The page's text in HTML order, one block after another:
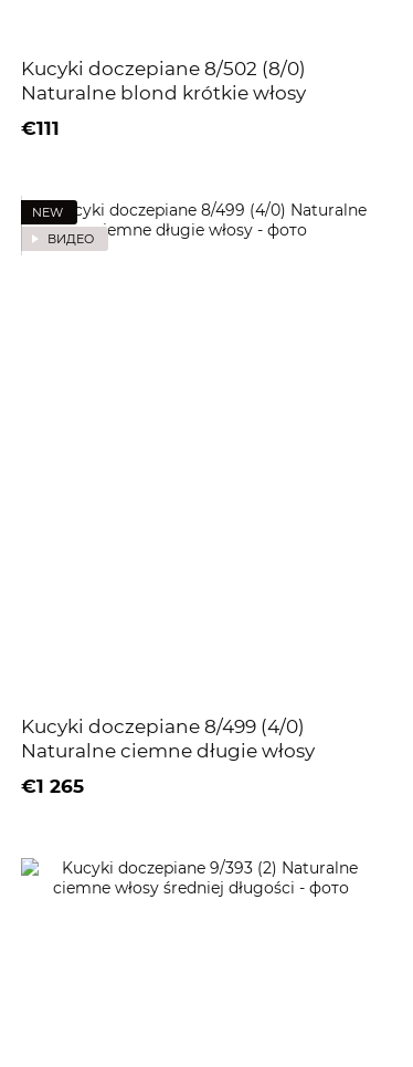
Kucyki doczepiane 8/502 (8/0)
Naturalne blond krótkie włosy
€111
NEW
ВИДЕО
Kucyki doczepiane 8/499 (4/0)
Naturalne ciemne długie włosy
€1 265